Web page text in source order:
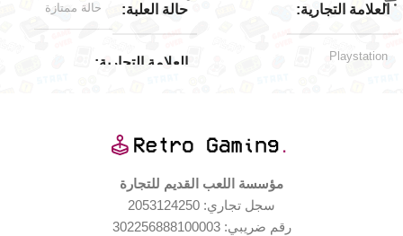
العلامة التجارية
Playstation
جديد – مع ضرر في الصندوق
حالة العلبة حالة ممتازة
العلامة التجارية
الإصدار الجغرافي
حالة المنتج
مؤسسة اللعب القديم للتجارة
سجل تجاري: 2053124250
رقم ضريبي: 302256888100003